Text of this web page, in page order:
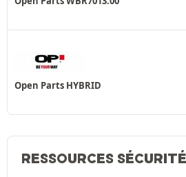
Open Parts HYBRID
RESSOURCES